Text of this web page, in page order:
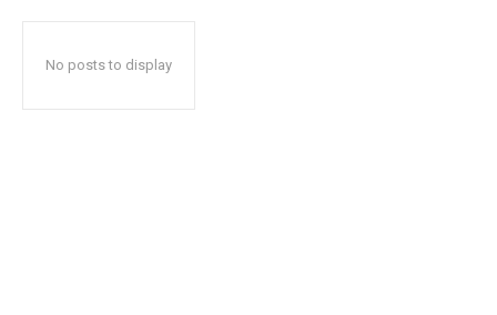
No posts to display